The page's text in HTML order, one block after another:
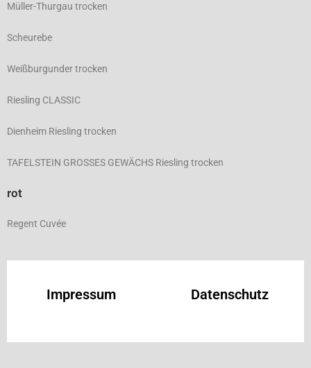
Müller-Thurgau trocken
Scheurebe
Weißburgunder trocken
Riesling CLASSIC
Dienheim Riesling trocken
TAFELSTEIN GROSSES GEWÄCHS Riesling trocken
rot
Regent Cuvée
Impressum Datenschutz